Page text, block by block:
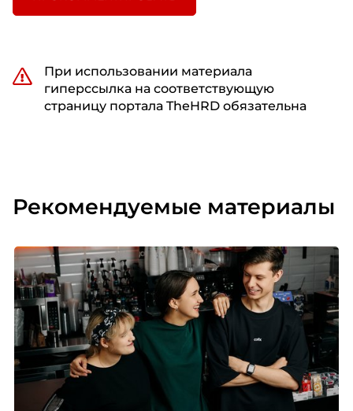
При использовании материала
гиперссылка на соответствующую
страницу портала TheHRD обязательна
Рекомендуемые материалы